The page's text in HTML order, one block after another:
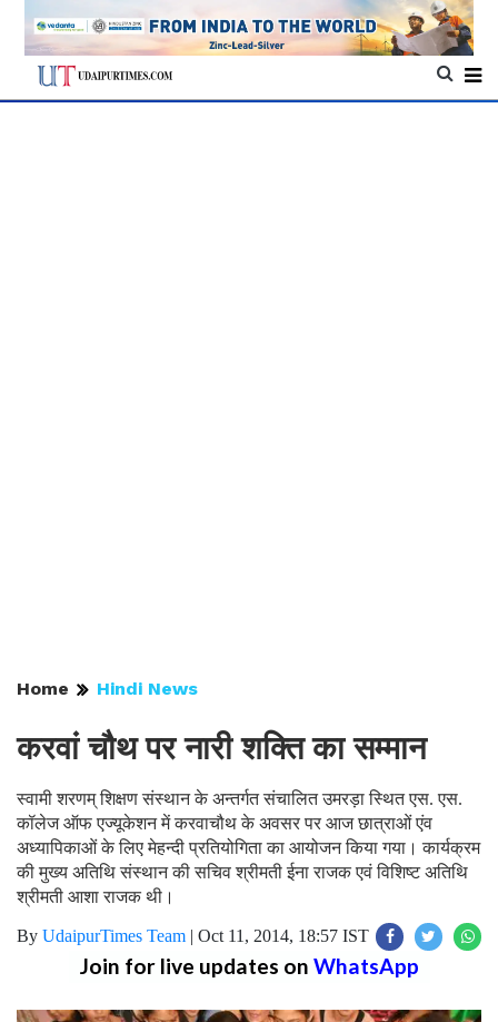
Home Hindi News
करवां चौथ पर नारी शक्ति का सम्मान
स्वामी शरणम् शिक्षण संस्थान के अन्तर्गत संचालित उमरड़ा स्थित एस. एस.
कॉलेज ऑफ एज्यूकेशन में करवाचौथ के अवसर पर आज छात्राओं एंव
अध्यापिकाओं के लिए मेहन्दी प्रतियोगिता का आयोजन किया गया। कार्यक्रम
की मुख्य अतिथि संस्थान की सचिव श्रीमती ईना राजक एवं विशिष्ट अतिथि
श्रीमती आशा राजक थी।
By UdaipurTimes Team | Oct 11, 2014, 18:57 IST
Join for live updates on WhatsApp